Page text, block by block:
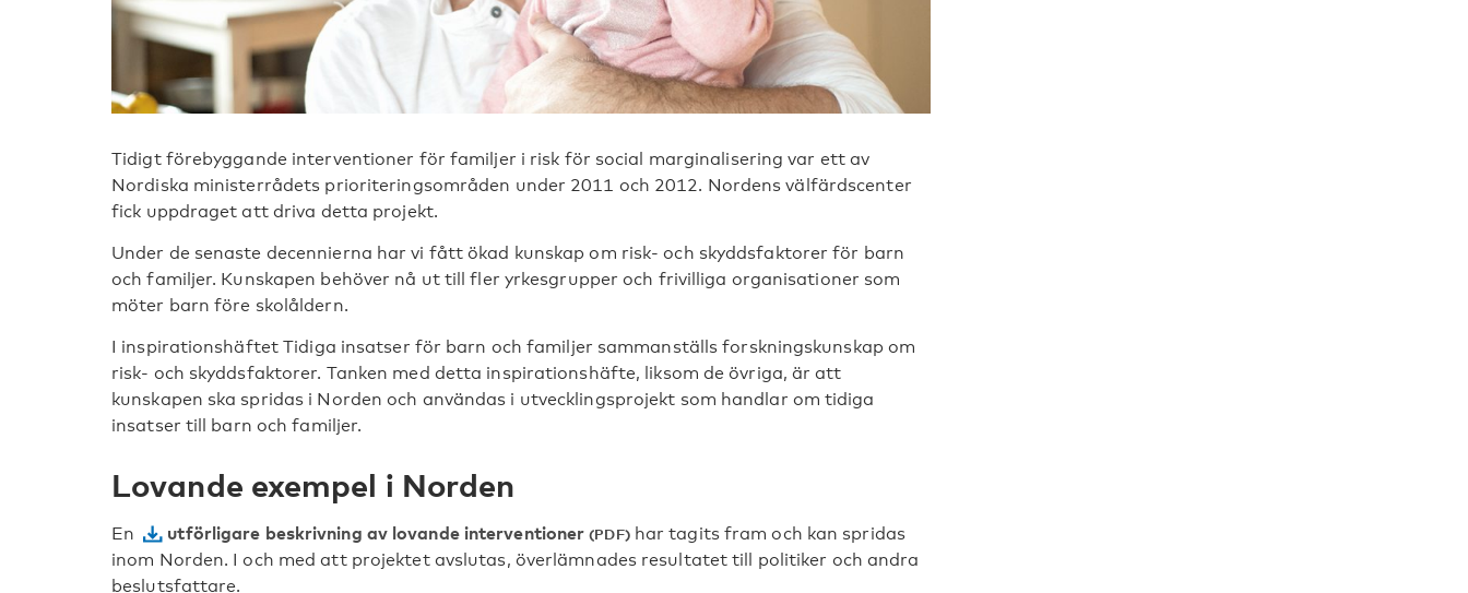
Tidigt förebyggande interventioner för familjer i risk för social marginalisering var ett av
Nordiska ministerrådets prioriteringsområden under 2011 och 2012. Nordens välfärdscenter
fick uppdraget att driva detta projekt.
Under de senaste decennierna har vi fått ökad kunskap om risk- och skyddsfaktorer för barn
och familjer. Kunskapen behöver nå ut till fler yrkesgrupper och frivilliga organisationer som
möter barn före skolåldern.
I inspirationshäftet Tidiga insatser för barn och familjer sammanställs forskningskunskap om
risk- och skyddsfaktorer. Tanken med detta inspirationshäfte, liksom de övriga, är att
kunskapen ska spridas i Norden och användas i utvecklingsprojekt som handlar om tidiga
insatser till barn och familjer.
Lovande exempel i Norden
En utförligare beskrivning av lovande interventioner
har tagits fram och kan spridas
inom Norden. I och med att projektet avslutas, överlämnades resultatet till politiker och andra
beslutsfattare.